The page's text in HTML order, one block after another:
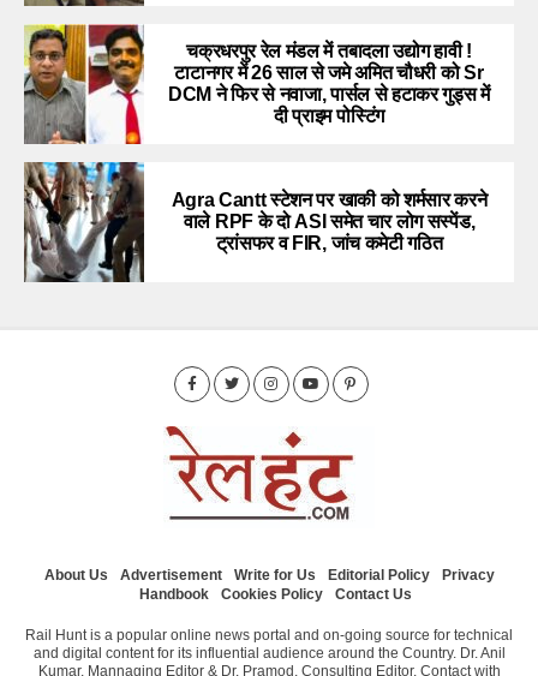
चक्रधरपुर रेल मंडल में तबादला उद्योग हावी !
टाटानगर में 26 साल से जमे अमित चौधरी को Sr
DCM ने फिर से नवाजा, पार्सल से हटाकर गुड्स में
दी प्राइम पोस्टिंग
Agra Cantt स्टेशन पर खाकी को शर्मसार करने
वाले RPF के दो ASI समेत चार लोग सस्पेंड,
ट्रांसफर व FIR, जांच कमेटी गठित
About Us Advertisement Write for Us Editorial Policy
Privacy
Handbook
Cookies Policy Contact Us
Rail Hunt is a popular online news portal and on-going source for technical
and digital content for its influential audience around the Country. Dr. Anil
Kumar, Mannaging Editor & Dr. Pramod, Consulting Editor. Contact with